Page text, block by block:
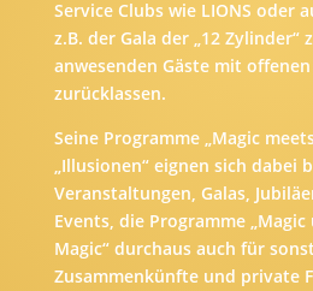
Service Clubs wie LIONS oder
z.B. der Gala der „12 Zylinder“
anwesenden Gäste mit
zurücklassen.
Seine Programme „Magic
„Illusionen“ eignen sich dabei
Veranstaltungen, Galas,
Events, die Programme
Magic“ durchaus auch für
Zusammenkünfte und private